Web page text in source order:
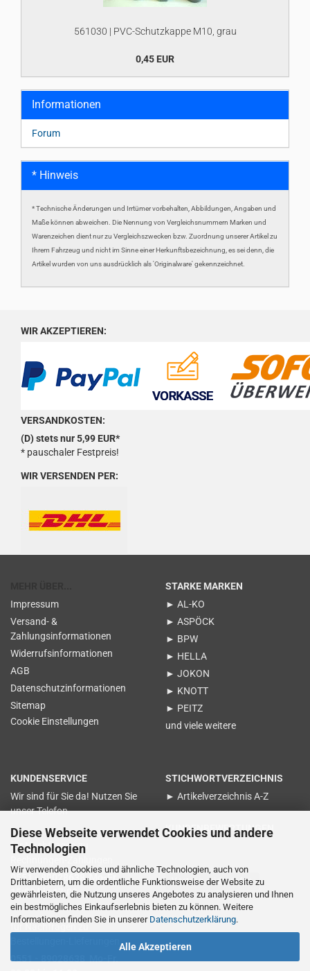
Diese Webseite verwendet Cookies und andere
Technologien
Wir verwenden Cookies und ähnliche Technologien, auch von
Drittanbietern, um die ordentliche Funktionsweise der Website zu
gewährleisten, die Nutzung unseres Angebotes zu analysieren und Ihnen
ein bestmögliches Einkaufserlebnis bieten zu können. Weitere
Informationen finden Sie in unserer Datenschutzerklärung.
Alle Akzeptieren
561030 | PVC-Schutzkappe M10, grau
0,45 EUR
Informationen
Forum
* Hinweis
* Technische Änderungen und Irrtümer vorbehalten, Abbildungen, Angaben und
Maße können abweichen. Die Nennung von Vergleichsnummern Marken und
Warenzeichen dient nur zu Vergleichszwecken bzw. Zuordnung unserer Artikel zu
Ihrem Fahrzeug und nicht im Sinne einer Herkunftsbezeichnung, es sei denn, die
Artikel wurden von uns ausdrücklich als 'Originalware' gekennzeichnet.
WIR AKZEPTIEREN:
VERSANDKOSTEN:
(D) stets nur 5,99 EUR*
* pauschaler Festpreis!
WIR VERSENDEN PER:
Impressum
Versand- &
Zahlungsinformationen
Widerrufsinformationen
AGB
Datenschutzinformationen
Sitemap
Cookie Einstellungen
STARKE MARKEN
► AL-KO
► ASPÖCK
► BPW
► HELLA
► JOKON
► KNOTT
► PEITZ
und viele weitere
KUNDENSERVICE
Wir sind für Sie da! Nutzen Sie
unser Telefon
für Nachfragen zu
0551 - 89028638 Mo-Fr.
15:00 bis 17:00
0551 - 89028638 Mo-Fr.
STICHWORTVERZEICHNIS
► Artikelverzeichnis A-Z
KUNDENBEWERTUNGEN
Vertrag widerrufen